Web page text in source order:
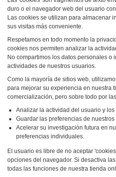
duro o el navegador web del usuario
Las cookies se utilizan para almacenar
sus visitas más conveniente.
Respetamos en todo momento la
cookies nos permiten analizar la
No compartimos los datos personales o
actividades de nuestros usuarios.
Como la mayoría de sitios web,
para mejorar su experiencia en nuestra
comercialización, pero sobre todo por
Analizar la actividad del usuario y
Guardar las preferencias de
Acelerar su investigación futura en
preferencias individuales.
El usuario es libre de no aceptar
opciones del navegador. Si desactiva
todas las funciones de nuestra tienda